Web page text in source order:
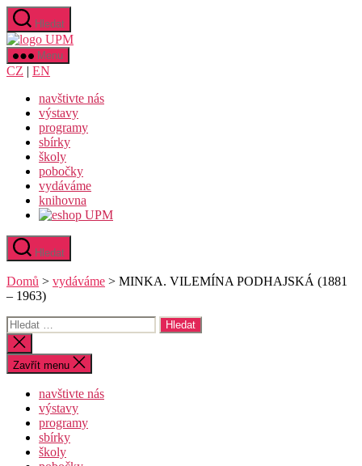
Přejít
obsahu
Hledat
Uměleckoprůmyslové
Menu
CZ | EN
navštivte nás
výstavy
programy
sbírky
školy
pobočky
vydáváme
knihovna
Hledat
Domů > vydáváme > MINKA. VILEMÍNA PODHAJSKÁ (1881
– 1963)
Výsledky
vyhledávání:
Zavřít
vyhledávání
Zavřít menu
navštivte nás
výstavy
programy
sbírky
školy